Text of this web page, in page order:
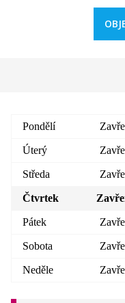
Pondělí
Úterý
Středa
Čtvrtek
Pátek
Sobota
Neděle